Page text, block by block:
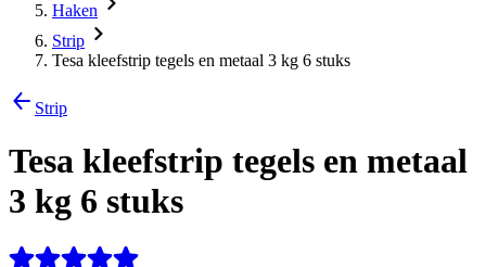
Haken
Strip
Tesa kleefstrip tegels en metaal 3 kg 6 stuks
Strip
Tesa kleefstrip tegels en metaal
3 kg 6 stuks